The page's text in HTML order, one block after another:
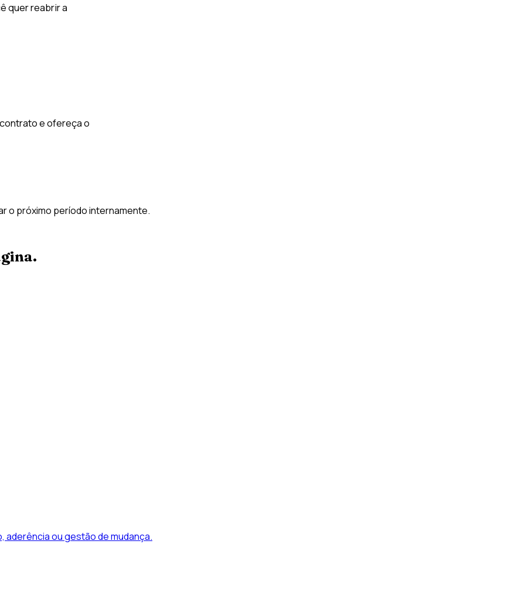
quer reabrir a
e ofereça o
o próximo período internamente.
ou gestão de mudança.